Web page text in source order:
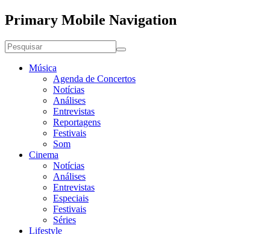
Primary Mobile Navigation
Música
Agenda de Concertos
Notícias
Análises
Entrevistas
Reportagens
Festivais
Som
Cinema
Notícias
Análises
Entrevistas
Especiais
Festivais
Séries
Lifestyle